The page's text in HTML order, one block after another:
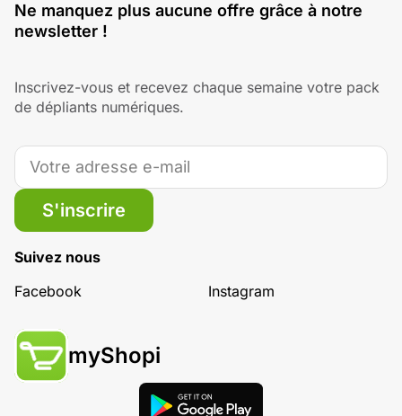
Ne manquez plus aucune offre grâce à notre
newsletter !
Inscrivez-vous et recevez chaque semaine votre pack
de dépliants numériques.
S'inscrire
Suivez nous
Facebook
Instagram
myShopi